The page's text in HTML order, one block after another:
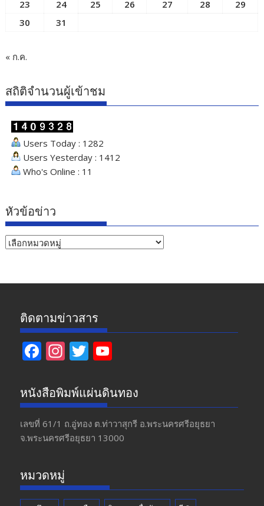
23
24 25 26 27 28
29
30
31
« ก.ค.
สถิติจำนวนผู้เข้าชม
Users Today : 1282
Users Yesterday : 1412
Who's Online : 11
หัวข้อข่าว
หัวข้อ
ติดตามข่าวสาร
F
e
b
o
o
In
a
gr
a
m
T
itt
er
u
T
u
b
หนังสือพิมพ์แผ่นดินทอง
เลขที่ 61/1 ถ.อู่ทอง​ ต.​ท่าวาสุกรี​ อ.พระนครศรีอยุธยา​
จ.พระนครศรีอยุธยา 13000
หมวดหมู่